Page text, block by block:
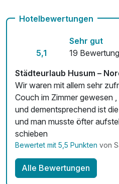
Mit Hotelbar
Hotelbewertungen
5,1
Sehr gut
19
Städteurlaub Husum –
Wir waren mit allem sehr
Couch im Zimmer gewesen
und dementsprechend ist
und man musste öfter
schieben
Bewertet mit 5,5 Punkten von
Alle Bewertungen